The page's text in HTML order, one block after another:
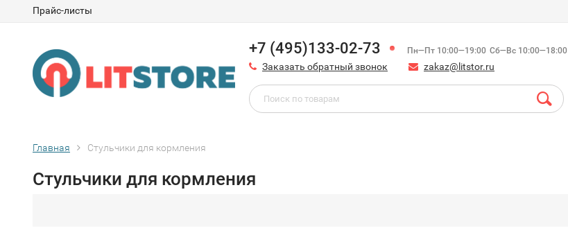
Прайс-листы
+7 (495)133-02-73 Пн—Пт 10:00—19:00 Сб—Вс 10:00—18:00
Заказать обратный звонок zakaz@litstor.ru
Главная Стульчики для кормления
Стульчики для кормления